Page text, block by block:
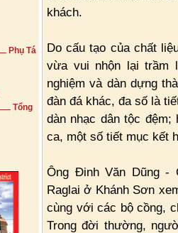
Phụ Tá
Tổng
khách.
Do cấu tạo của chất
vừa vui nhộn lại trầm
nghiệm và dàn dựng
đàn đá khác, đa số là
dàn nhạc dân tộc
ca, một số tiết mục kết
Ông Đinh Văn Dũng -
Raglai ở Khánh Sơn
cùng với các bộ cồng,
Trong đời thường,